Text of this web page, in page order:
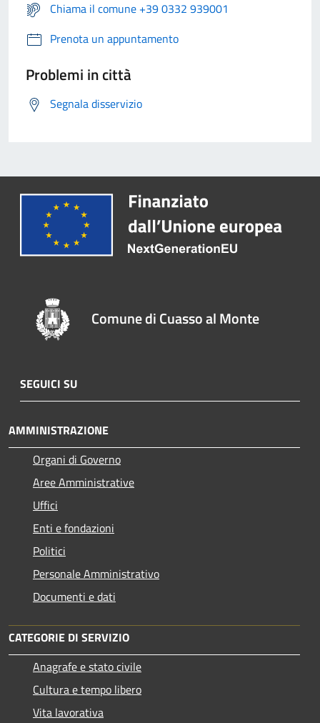
Chiama il comune +39 0332 939001
Prenota un appuntamento
Problemi in città
Segnala disservizio
Comune di Cuasso al Monte
SEGUICI SU
AMMINISTRAZIONE
Organi di Governo
Aree Amministrative
Uffici
Enti e fondazioni
Politici
Personale Amministrativo
Documenti e dati
CATEGORIE DI SERVIZIO
Anagrafe e stato civile
Cultura e tempo libero
Vita lavorativa